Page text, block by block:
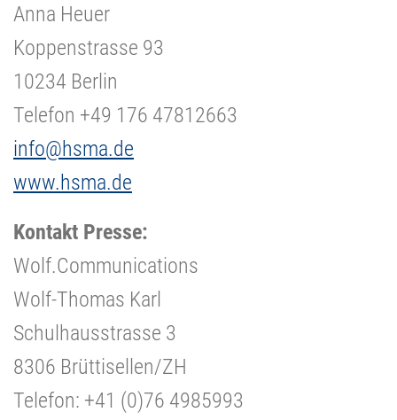
Anna Heuer
Koppenstrasse 93
10234 Berlin
Telefon +49 176 47812663
info@hsma.de
www.hsma.de
Kontakt Presse:
Wolf.Communications
Wolf-Thomas Karl
Schulhausstrasse 3
8306 Brüttisellen/ZH
Telefon: +41 (0)76 4985993